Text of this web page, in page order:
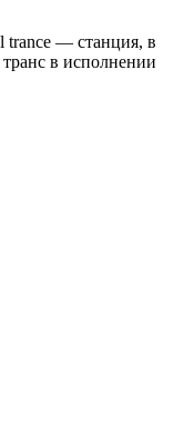
trance — станция, в
в исполнении